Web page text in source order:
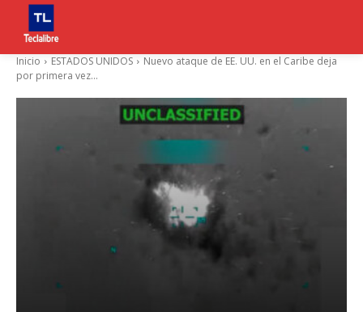
Inicio ESTADOS UNIDOS
Nuevo ataque de EE. UU. en el Caribe deja
por primera vez...